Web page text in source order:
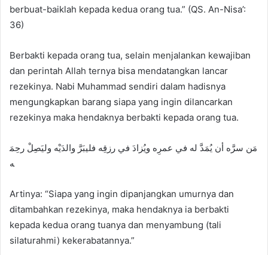
berbuat-baiklah kepada kedua orang tua.” (QS. An-Nisa’:
36)
Berbakti kepada orang tua, selain menjalankan kewajiban
dan perintah Allah ternya bisa mendatangkan lancar
rezekinya. Nabi Muhammad sendiri dalam hadisnya
mengungkapkan barang siapa yang ingin dilancarkan
rezekinya maka hendaknya berbakti kepada orang tua.
مَن سرَّه أن يُمَدَّ له في عمرِه ويُزادَ في رزقِه فليبَرَّ والدَيْه وليَصِلْ رحِمَ
ه
Artinya: “Siapa yang ingin dipanjangkan umurnya dan
ditambahkan rezekinya, maka hendaknya ia berbakti
kepada kedua orang tuanya dan menyambung (tali
silaturahmi) kekerabatannya.”